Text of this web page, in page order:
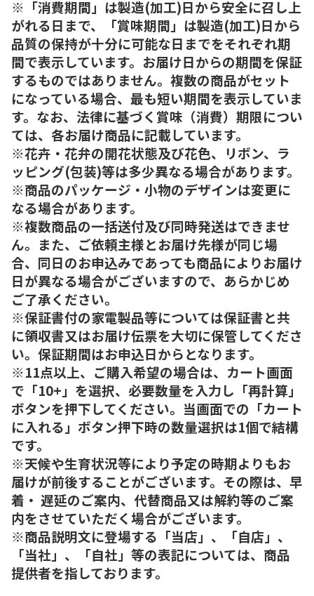
※「消費期間」は製造(加工)日から安全に召し上
がれる日まで、「賞味期間」は製造(加工)日から
品質の保持が十分に可能な日までをそれぞれ期
間で表示しています。お届け日からの期間を保証
するものではありません。複数の商品がセット
になっている場合、最も短い期間を表示していま
す。なお、法律に基づく賞味（消費）期限につい
ては、各お届け商品に記載しています。
※花卉・花弁の開花状態及び花色、リボン、ラ
ッピング(包装)等は多少異なる場合があります。
※商品のパッケージ・小物のデザインは変更に
なる場合があります。
※複数商品の一括送付及び同時発送はできませ
ん。また、ご依頼主様とお届け先様が同じ場
合、同日のお申込みであっても商品によりお届け
日が異なる場合がございますので、あらかじめ
ご了承ください。
※保証書付の家電製品等については保証書と共
に領収書又はお届け伝票を大切に保管してくださ
い。保証期間はお申込日からとなります。
※11点以上、ご購入希望の場合は、カート画面
で「10+」を選択、必要数量を入力し「再計算」
ボタンを押下してください。当画面での「カート
に入れる」ボタン押下時の数量選択は1個で結構
です。
※天候や生育状況等により予定の時期よりもお
届けが前後することがございます。その際は、早
着・ 遅延のご案内、代替商品又は解約等のご案
内をさせていただく場合がございます。
※商品説明文に登場する「当店」、「自店」、
「当社」、「自社」等の表記については、商品
提供者を指しております。